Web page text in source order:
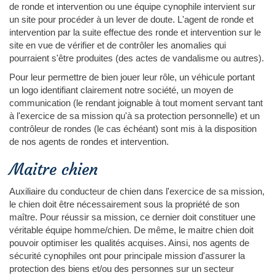
de ronde et intervention ou une équipe cynophile intervient sur
un site pour procéder à un lever de doute. L'agent de ronde et
intervention par la suite effectue des ronde et intervention sur le
site en vue de vérifier et de contrôler les anomalies qui
pourraient s'être produites (des actes de vandalisme ou autres).
Pour leur permettre de bien jouer leur rôle, un véhicule portant
un logo identifiant clairement notre société, un moyen de
communication (le rendant joignable à tout moment servant tant
à l'exercice de sa mission qu'à sa protection personnelle) et un
contrôleur de rondes (le cas échéant) sont mis à la disposition
de nos agents de rondes et intervention.
Maitre chien
Auxiliaire du conducteur de chien dans l'exercice de sa mission,
le chien doit être nécessairement sous la propriété de son
maître. Pour réussir sa mission, ce dernier doit constituer une
véritable équipe homme/chien. De même, le maitre chien doit
pouvoir optimiser les qualités acquises. Ainsi, nos agents de
sécurité cynophiles ont pour principale mission d'assurer la
protection des biens et/ou des personnes sur un secteur